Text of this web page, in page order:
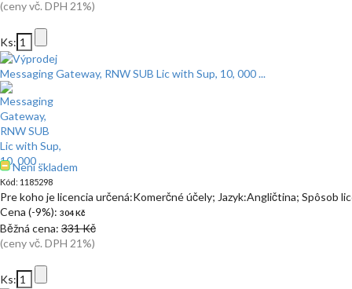
(ceny vč. DPH 21%)
Ks:
Messaging Gateway, RNW SUB Lic with Sup, 10, 000 ...
Není skladem
Kód: 1185298
Pre koho je licencia určená:Komerčné účely; Jazyk:Angličtina; Spôsob
Cena (-9%): 304 Kč
Běžná cena: 331 Kč
(ceny vč. DPH 21%)
Ks: